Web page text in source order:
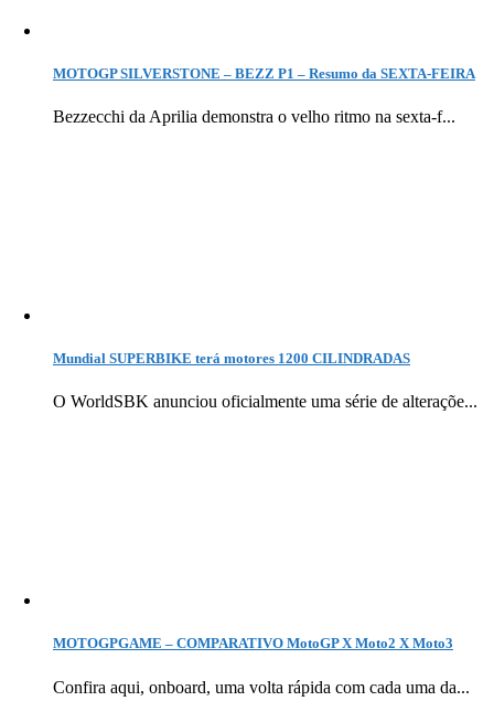
MOTOGP SILVERSTONE – BEZZ P1 – Resumo da SEXTA-FEIRA
Bezzecchi da Aprilia demonstra o velho ritmo na sexta-f...
Mundial SUPERBIKE terá motores 1200 CILINDRADAS
O WorldSBK anunciou oficialmente uma série de alteraçõe...
MOTOGPGAME – COMPARATIVO MotoGP X Moto2 X Moto3
Confira aqui, onboard, uma volta rápida com cada uma da...